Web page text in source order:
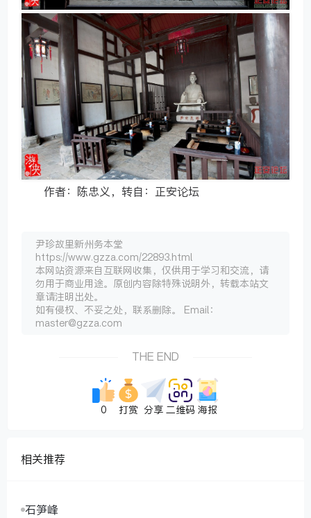
作者：陈忠义，转自：正安论坛
尹珍故里新州务本堂
https://www.gzza.com/22893.html
本网站资源来自互联网收集，仅供用于学习和交流，请
勿用于商业用途。原创内容除特殊说明外，转载本站文
章请注明出处。
如有侵权、不妥之处，联系删除。 Email：
master@gzza.com
THE END
0 打赏 分享 二维码 海报
相关推荐
石笋峰